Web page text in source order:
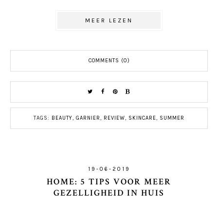
MEER LEZEN
COMMENTS (0)
TAGS: BEAUTY, GARNIER, REVIEW, SKINCARE, SUMMER
19-06-2019
HOME: 5 TIPS VOOR MEER
GEZELLIGHEID IN HUIS